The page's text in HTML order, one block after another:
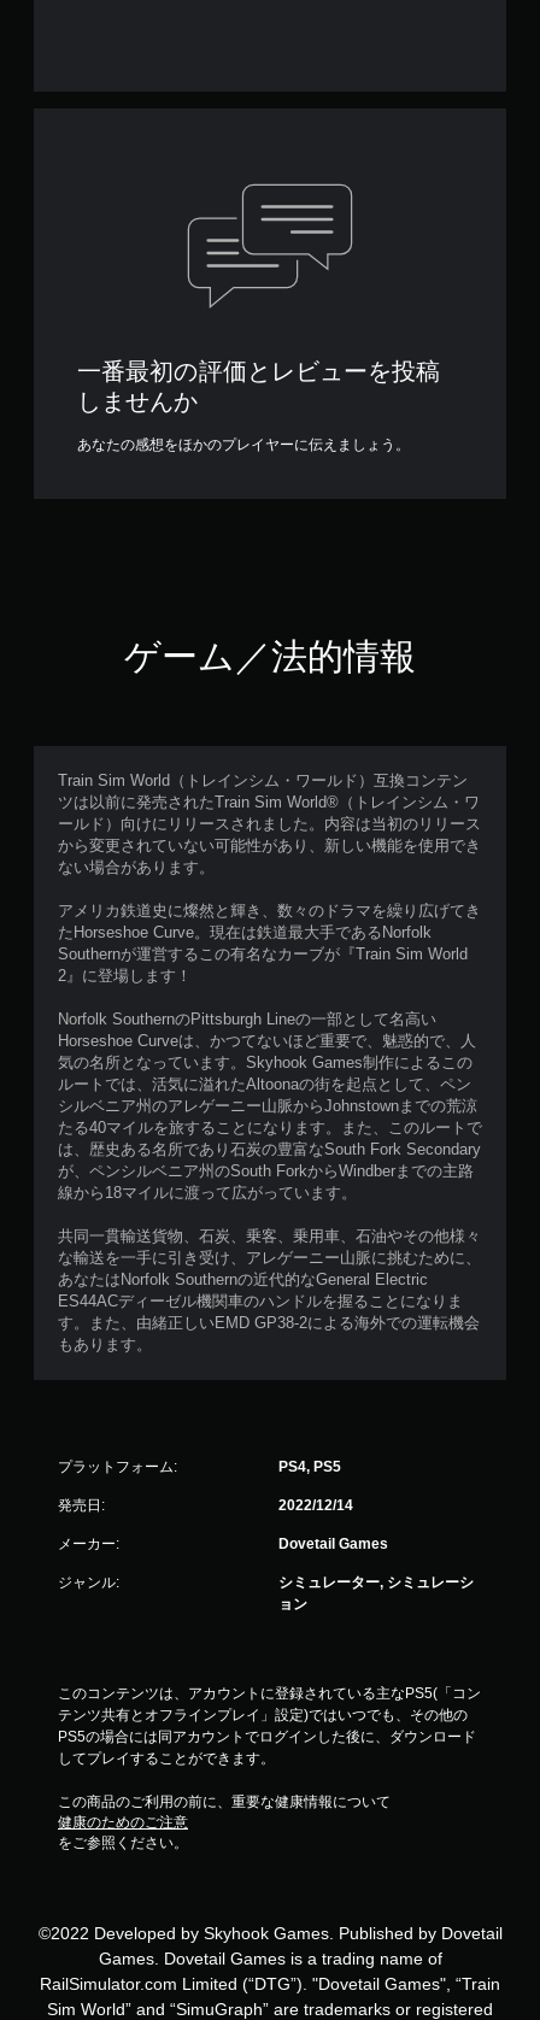
一番最初の評価とレビューを投稿
しませんか
あなたの感想をほかのプレイヤーに伝えましょう。
ゲーム／法的情報
Train Sim World（トレインシム・ワールド）互換コンテン
ツは以前に発売されたTrain Sim World®（トレインシム・ワ
ールド）向けにリリースされました。内容は当初のリリース
から変更されていない可能性があり、新しい機能を使用でき
ない場合があります。
アメリカ鉄道史に燦然と輝き、数々のドラマを繰り広げてき
たHorseshoe Curve。現在は鉄道最大手であるNorfolk
Southernが運営するこの有名なカーブが『Train Sim World
2』に登場します！
Norfolk SouthernのPittsburgh Lineの一部として名高い
Horseshoe Curveは、かつてないほど重要で、魅惑的で、人
気の名所となっています。Skyhook Games制作によるこの
ルートでは、活気に溢れたAltoonaの街を起点として、ペン
シルベニア州のアレゲーニー山脈からJohnstownまでの荒涼
たる40マイルを旅することになります。また、このルートで
は、歴史ある名所であり石炭の豊富なSouth Fork Secondary
が、ペンシルベニア州のSouth ForkからWindberまでの主路
線から18マイルに渡って広がっています。
共同一貫輸送貨物、石炭、乗客、乗用車、石油やその他様々
な輸送を一手に引き受け、アレゲーニー山脈に挑むために、
あなたはNorfolk Southernの近代的なGeneral Electric
ES44ACディーゼル機関車のハンドルを握ることになりま
す。また、由緒正しいEMD GP38-2による海外での運転機会
もあります。
プラットフォーム: PS4, PS5
発売日: 2022/12/14
メーカー: Dovetail Games
ジャンル:
シミュレーター, シミュレーシ
ョン
このコンテンツは、アカウントに登録されている主なPS5(「コン
テンツ共有とオフラインプレイ」設定)ではいつでも、その他の
PS5の場合には同アカウントでログインした後に、ダウンロード
してプレイすることができます。
この商品のご利用の前に、重要な健康情報について
健康のためのご注意
をご参照ください。
©2022 Developed by Skyhook Games. Published by Dovetail
Games. Dovetail Games is a trading name of
RailSimulator.com Limited (“DTG”). "Dovetail Games", “Train
Sim World” and “SimuGraph” are trademarks or registered